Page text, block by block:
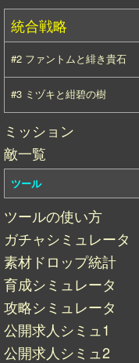
統合戦略
#2 ファントムと緋き貴石
#3 ミヅキと紺碧の樹
ミッション
敵一覧
ツール
ツールの使い方
ガチャシミュレータ
素材ドロップ統計
育成シミュレータ
攻略シミュレータ
公開求人シミュ1
公開求人シミュ2